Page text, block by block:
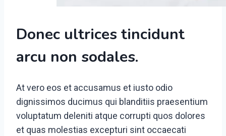
Donec ultrices tincidunt
arcu non sodales.
At vero eos et accusamus et iusto odio
dignissimos ducimus qui blanditiis praesentium
voluptatum deleniti atque corrupti quos dolores
et quas molestias excepturi sint occaecati